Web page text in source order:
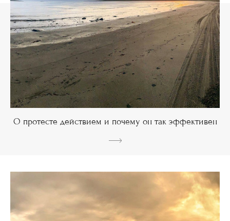
О протесте действием и почему он так эффективен